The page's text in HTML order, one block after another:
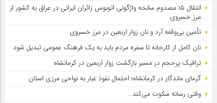
انتقال ۱۵ مصدوم سانحه واژگونی اتوبوس زائران ایرانی در عراق به کشور از
مرز خسروی
تأمین بی‌وقفه آرد و نان زوار اربعین در مرز خسروی
نان کامل از کارخانه تا سفره مردم باید به یک فرهنگ عمومی تبدیل شود
ترافیک پرحجم در مسیر بازگشت زوار اربعین در کرمانشاه
گرمای ماندگار در کرمانشاه؛ احتمال نفوذ غبار به نواحی مرزی استان
وقتی رسانه سکوت می‌کند…